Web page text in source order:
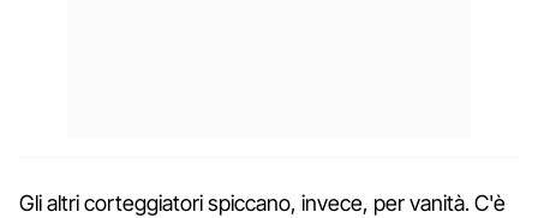
Gli altri corteggiatori spiccano, invece, per vanità. C'è